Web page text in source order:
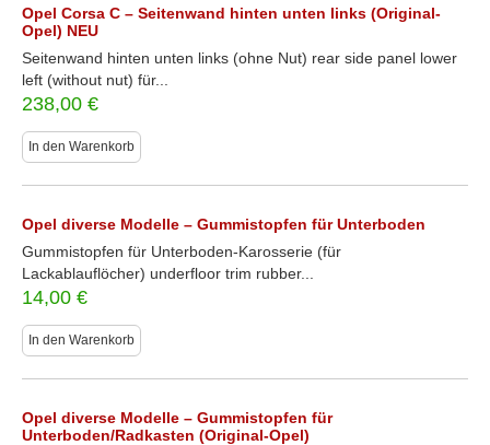
Opel Corsa C – Seitenwand hinten unten links (Original-
Opel) NEU
Seitenwand hinten unten links (ohne Nut) rear side panel lower
left (without nut) für...
238,00 €
In den Warenkorb
Opel diverse Modelle – Gummistopfen für Unterboden
Gummistopfen für Unterboden-Karosserie (für
Lackablauflöcher) underfloor trim rubber...
14,00 €
In den Warenkorb
Opel diverse Modelle – Gummistopfen für
Unterboden/Radkasten (Original-Opel)